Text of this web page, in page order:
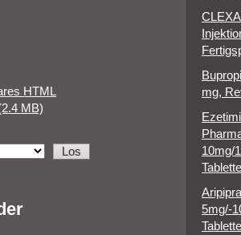
HTML
MB)
mg,
10mg/
5mg/-